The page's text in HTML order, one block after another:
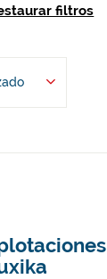
filtros